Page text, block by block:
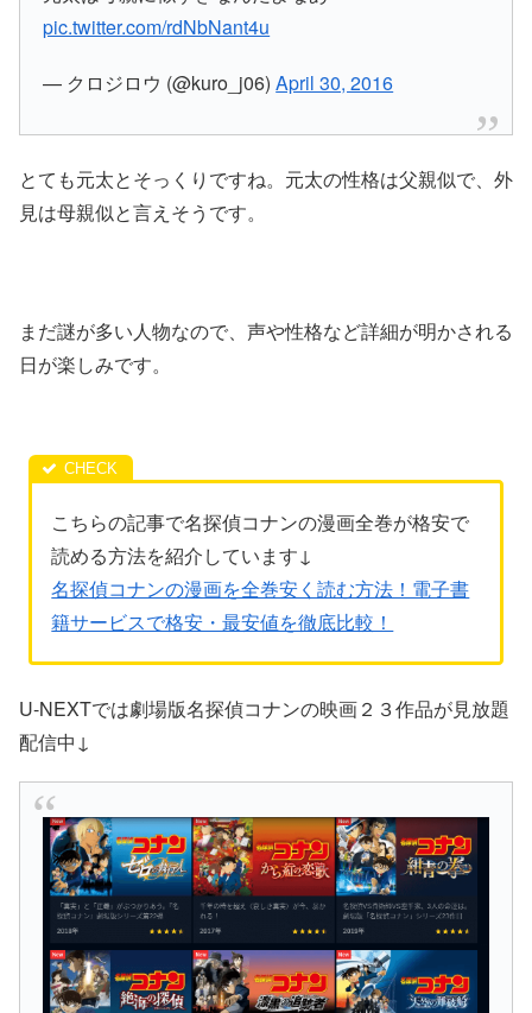
pic.twitter.com/rdNbNant4u
— クロジロウ (@kuro_j06)April 30, 2016
とても元太とそっくりですね。 元太の性格は父親似で、外
見は母親似と言えそうです。
まだ謎が多い人物なので、声や性格など詳細が明かされる
日が楽しみです。
こちらの記事で名探偵コナンの漫画全巻が格安で
読める方法を紹介しています↓
名探偵コナンの漫画を全巻安く読む方法！電子書
籍サービスで格安・最安値を徹底比較！
U-NEXTでは劇場版名探偵コナンの映画２３作品が見放題
配信中↓